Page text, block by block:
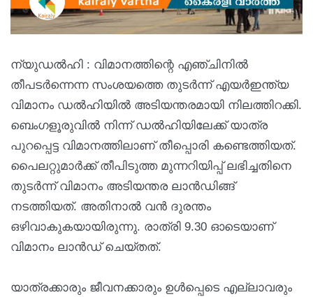
ന്യുഡൽഹി : വിമാനത്തിന്റെ എഞ്ചിനില്‍
തീപടർന്നെന്ന സംശയത്തെ തുടർന്ന് എയർഇന്ത്യ
വിമാനം ഡൽഹിയിൽ അടിയന്തരമായി നിലത്തിറക്കി.
ബെംഗളൂരുവിൽ നിന്ന് ഡൽഹിയിലേക്ക് യാത്ര
പുറപ്പെട്ട വിമാനത്തിലാണ് തീപ്പൊരി കണ്ടെത്തിയത്.
പൈലറ്റുമാർക്ക് തീപിടുത്ത മുന്നറിയിപ്പ് ലഭിച്ചതിനെ
തുടർന്ന് വിമാനം അടിയന്തര ലാൻഡിങ്ങ്
നടത്തിയത്. അതിനാൽ വൻ ദുരന്തം
ഒഴിവാകുകയായിരുന്നു. രാത്രി 9.30 ഓടെയാണ്
വിമാനം ലാൻഡ് ചെയ്തത്.
യാത്രക്കാരും ജീവനക്കാരും ഉൾപ്പെടെ എല്ലാവരും